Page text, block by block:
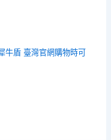
牛盾 臺灣官網購物時可